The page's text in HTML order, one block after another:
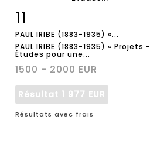
détaillée
11
PAUL IRIBE (1883-1935) «...
PAUL IRIBE (1883-1935) « Projets -
Études pour une...
1500 - 2000 EUR
Résultat 1 977 EUR
Résultats avec frais